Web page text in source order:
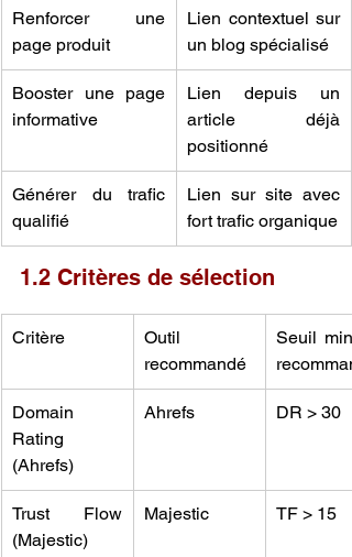
Renforcer une
page produit
Lien contextuel sur
un blog spécialisé
Booster une page
informative
Lien depuis un
article déjà
positionné
Générer du trafic
qualifié
Lien sur site avec
fort trafic organique
1.2 Critères de sélection
Critère
Outil
recommandé
Seuil
Domain
Rating
(Ahrefs)
Ahrefs DR > 30
Trust Flow
(Majestic)
Majestic TF > 15